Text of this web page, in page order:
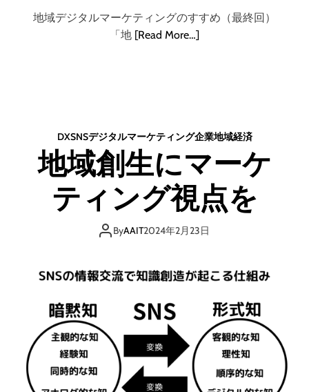
地域デジタルマーケティングのすすめ（最終回）
「地 [Read More…]
DXSNSデジタルマーケティング企業地域経済
地域創生にマーケ
ティング視点を
ByAAIT2024年2月23日